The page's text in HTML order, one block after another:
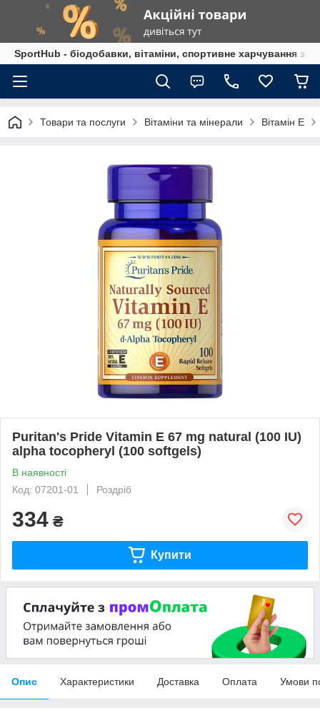
SportHub - біодобавки, вітаміни, спортивне харчування за
Товари та послуги Вітаміни та мінерали Вітамін Е
Puritan's Pride Vitamin E 67 mg natural (100 IU)
alpha tocopheryl (100 softgels)
В наявності
Код: 07201-01
Роздріб
334 ₴
Купити
Опис Характеристики Доставка Оплата Умови